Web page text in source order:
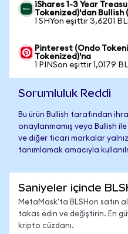
iShares 1-3 Year
Tokenized)'dan Bullish
1 SHYon eşittir 3,6201
Pinterest (Ondo
Tokenized)'na
1 PINSon eşittir 1,0179
Sorumluluk Reddi
Bu ürün Bullish tarafından
onaylanmamış veya Bullish
ve diğer ticari markalar
tanımlamak amacıyla
Saniyeler içinde
MetaMask'ta BLSHon satın
takas edin ve değiştirin. En
kripto cüzdanı.